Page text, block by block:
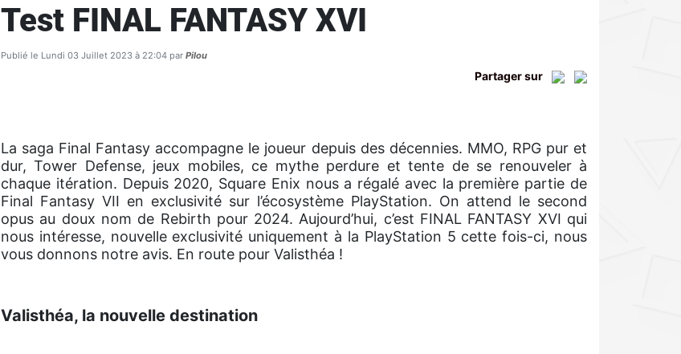
Test FINAL FANTASY XVI
Publié le Lundi 03 Juillet 2023 à 22:04 par Pilou
Partager sur
La saga Final Fantasy accompagne le joueur depuis des décennies. MMO, RPG pur et
dur, Tower Defense, jeux mobiles, ce mythe perdure et tente de se renouveler à
chaque itération. Depuis 2020, Square Enix nous a régalé avec la première partie de
Final Fantasy VII en exclusivité sur l’écosystème PlayStation. On attend le second
opus au doux nom de Rebirth pour 2024. Aujourd’hui, c’est FINAL FANTASY XVI qui
nous intéresse, nouvelle exclusivité uniquement à la PlayStation 5 cette fois-ci, nous
vous donnons notre avis. En route pour Valisthéa !
Valisthéa, la nouvelle destination